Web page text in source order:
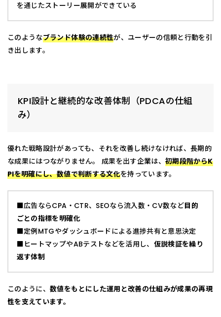
を通じたストーリー展開ができている
このようなブランド体験の連続性が、ユーザーの信頼と行動を引
き出します。
KPI設計と継続的な改善体制（PDCAの仕組
み）
優れた戦略設計があっても、それを改善し続けなければ、長期的
な成果にはつながりません。 成果を出す企業は、初期段階からK
PIを明確にし、数値で判断する文化を持っています。
■広告ならCPA・CTR、SEOなら流入数・CV数など目的
ごとの指標を明確化
■定例MTGやダッシュボードによる進捗共有と意思決定
■ヒートマップやABテストなどを活用し、 仮説検証を繰り
返す体制
このように、数値をもとにした運用と改善の仕組みが成果の再現
性を支えています。